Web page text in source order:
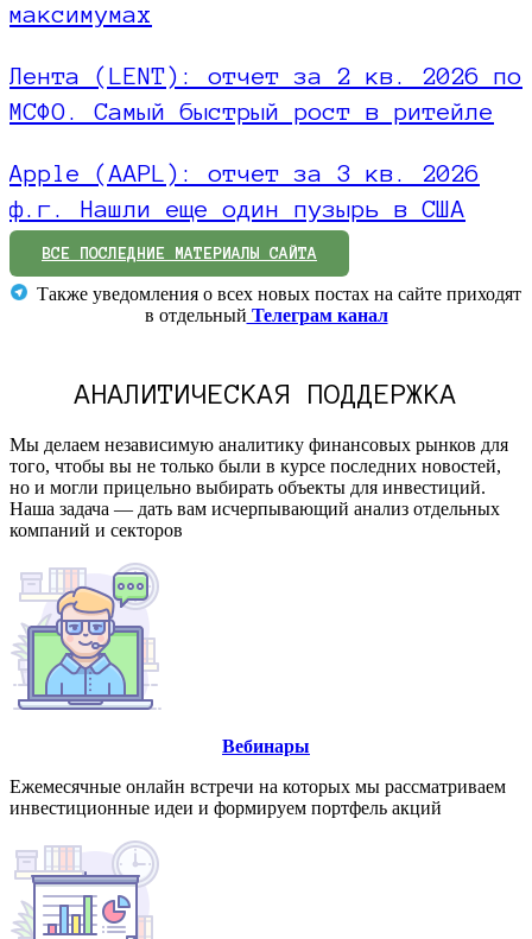
максимумах
Лента (LENT): отчет за 2 кв. 2026 по
МСФО. Самый быстрый рост в ритейле
Apple (AAPL): отчет за 3 кв. 2026
ф.г. Нашли еще один пузырь в США
ВСЕ ПОСЛЕДНИЕ МАТЕРИАЛЫ САЙТА
Также уведомления о всех новых постах на сайте приходят
в отдельный Телеграм канал
АНАЛИТИЧЕСКАЯ ПОДДЕРЖКА
Мы делаем независимую аналитику финансовых рынков для
того, чтобы вы не только были в курсе последних новостей,
но и могли прицельно выбирать объекты для инвестиций.
Наша задача — дать вам исчерпывающий анализ отдельных
компаний и секторов
Вебинары
Ежемесячные онлайн встречи на которых мы рассматриваем
инвестиционные идеи и формируем портфель акций